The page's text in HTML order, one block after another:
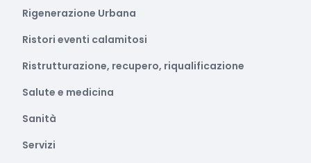
Rigenerazione Urbana
Ristori eventi calamitosi
Ristrutturazione, recupero, riqualificazione
Salute e medicina
Sanità
Servizi